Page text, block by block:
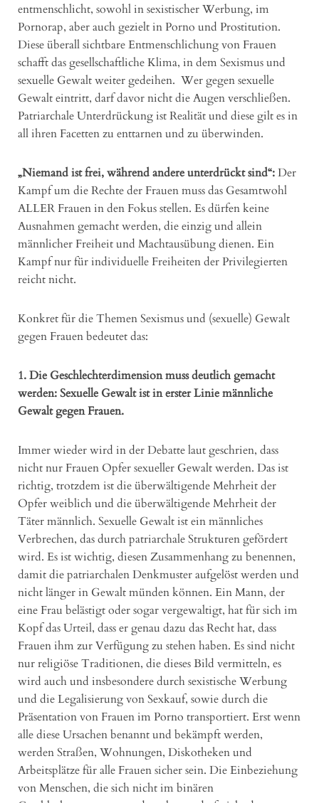
entmenschlicht, sowohl in sexistischer Werbung, im
Pornorap, aber auch gezielt in Porno und Prostitution.
Diese überall sichtbare Entmenschlichung von Frauen
schafft das gesellschaftliche Klima, in dem Sexismus und
sexuelle Gewalt weiter gedeihen. Wer gegen sexuelle
Gewalt eintritt, darf davor nicht die Augen verschließen.
Patriarchale Unterdrückung ist Realität und diese gilt es in
all ihren Facetten zu enttarnen und zu überwinden.
„Niemand ist frei, während andere unterdrückt sind“:Der
Kampf um die Rechte der Frauen muss das Gesamtwohl
ALLER Frauen in den Fokus stellen. Es dürfen keine
Ausnahmen gemacht werden, die einzig und allein
männlicher Freiheit und Machtausübung dienen. Ein
Kampf nur für individuelle Freiheiten der Privilegierten
reicht nicht.
Konkret für die Themen Sexismus und (sexuelle) Gewalt
gegen Frauen bedeutet das:
1. Die Geschlechterdimension muss deutlich gemacht
werden:Sexuelle Gewalt ist in erster Linie männliche
Gewalt gegen Frauen.
Immer wieder wird in der Debatte laut geschrien, dass
nicht nur Frauen Opfer sexueller Gewalt werden. Das ist
richtig, trotzdem ist die überwältigende Mehrheit der
Opfer weiblich und die überwältigende Mehrheit der
Täter männlich. Sexuelle Gewalt ist ein männliches
Verbrechen, das durch patriarchale Strukturen gefördert
wird. Es ist wichtig, diesen Zusammenhang zu benennen,
damit die patriarchalen Denkmuster aufgelöst werden und
nicht länger in Gewalt münden können. Ein Mann, der
eine Frau belästigt oder sogar vergewaltigt, hat für sich im
Kopf das Urteil, dass er genau dazu das Recht hat, dass
Frauen ihm zur Verfügung zu stehen haben. Es sind nicht
nur religiöse Traditionen, die dieses Bild vermitteln, es
wird auch und insbesondere durch sexistische Werbung
und die Legalisierung von Sexkauf, sowie durch die
Präsentation von Frauen im Porno transportiert. Erst wenn
alle diese Ursachen benannt und bekämpft werden,
werden Straßen, Wohnungen, Diskotheken und
Arbeitsplätze für alle Frauen sicher sein. Die Einbeziehung
von Menschen, die sich nicht im binären